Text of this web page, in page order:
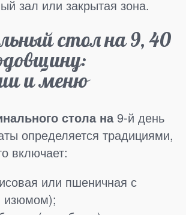
зал или закрытая зона.
стол на 9, 40
и меню
стола на9-й день
определяется традициями,
включает:
или пшеничная с
изюмом);